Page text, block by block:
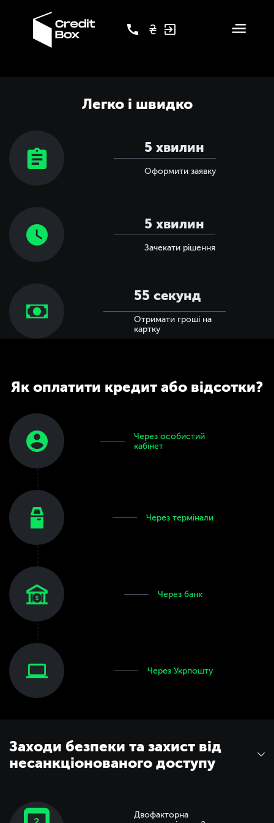
Легко і швидко
5 хвилин
Оформити заявку
5 хвилин
Зачекати рішення
55 секунд
Отримати гроші на
картку
Як оплатити кредит або відсотки?
Через особистий
кабінет
Через термінали
Через банк
Через Укрпошту
Заходи безпеки та захист від
несанкціонованого доступу
Рекомендовані заходи у випадках несанкціонованого
Двофакторна